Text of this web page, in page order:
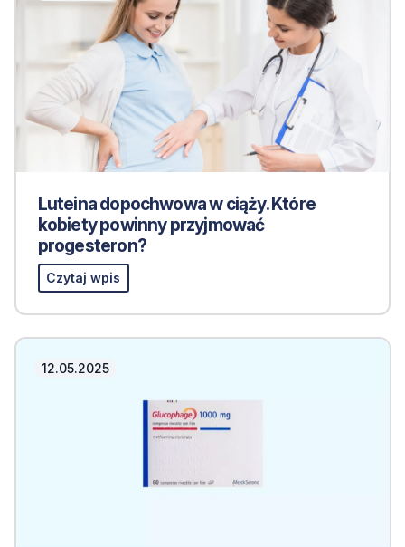
Luteina dopochwowa w ciąży. Które
kobiety powinny przyjmować
progesteron?
Czytaj wpis
12.05.2025